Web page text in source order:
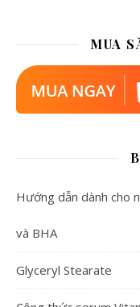
MUA
Hướng dẫn dành cho
và BHA
Glyceryl Stearate